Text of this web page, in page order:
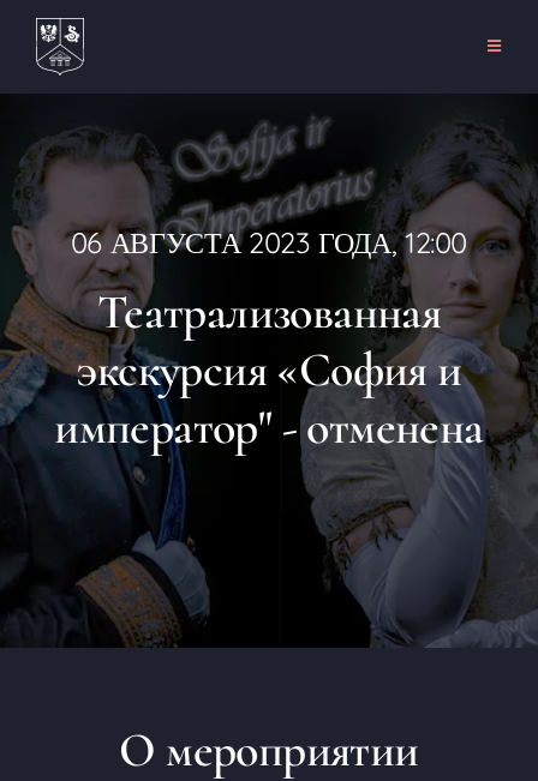
Перейти
содержанию
Toggle
Главная
О сайте
Развлечения
События
Аренда
Связаться с
RU
06 АВГУСТА 2023 ГОДА, 12:00
Театрализованная
экскурсия «София и
император" - отменена
О мероприятии